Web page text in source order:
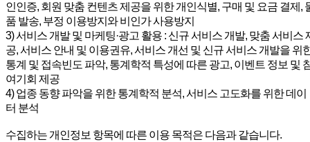
인인증, 회원 맞춤 컨텐츠 제공을 위한 개인식별, 구매 및 요금 결제,
품 발송, 부정 이용방지와 비인가 사용방지
3) 서비스 개발 및 마케팅·광고 활용 : 신규 서비스 개발, 맞춤 서비스
공, 서비스 안내 및 이용권유, 서비스 개선 및 신규 서비스 개발을 위
통계 및 접속빈도 파악, 통계학적 특성에 따른 광고, 이벤트 정보 및
여기회 제공
4) 업종 동향 파악을 위한 통계학적 분석, 서비스 고도화를 위한 데이
터 분석
수집하는 개인정보 항목에 따른 이용 목적은 다음과 같습니다.